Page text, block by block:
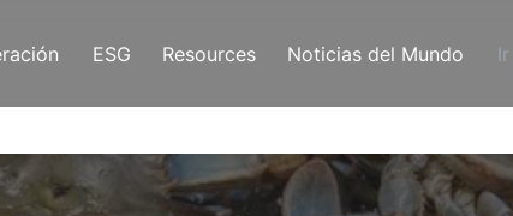
ESG Resources Noticias del Mundo